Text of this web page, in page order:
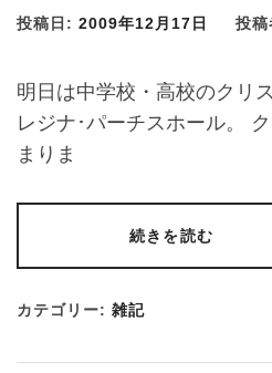
投稿日: 2009年12月17日 投稿
明日は中学校・高校のクリ
レジナ･パーチスホール。
まりま
続きを読む
カテゴリー: 雑記